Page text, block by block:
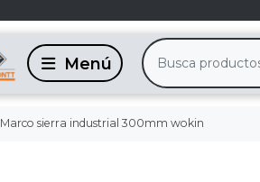
Marco sierra industrial 300mm wokin